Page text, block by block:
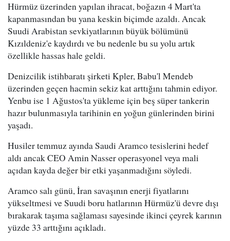
Hürmüz üzerinden yapılan ihracat, boğazın 4 Mart'ta
kapanmasından bu yana keskin biçimde azaldı. Ancak
Suudi Arabistan sevkiyatlarının büyük bölümünü
Kızıldeniz'e kaydırdı ve bu nedenle bu su yolu artık
özellikle hassas hale geldi.
Denizcilik istihbaratı şirketi Kpler, Babu'l Mendeb
üzerinden geçen hacmin sekiz kat arttığını tahmin ediyor.
Yenbu ise 1 Ağustos'ta yükleme için beş süper tankerin
hazır bulunmasıyla tarihinin en yoğun günlerinden birini
yaşadı.
Husiler temmuz ayında Saudi Aramco tesislerini hedef
aldı ancak CEO Amin Nasser operasyonel veya mali
açıdan kayda değer bir etki yaşanmadığını söyledi.
Aramco salı günü, İran savaşının enerji fiyatlarını
yükseltmesi ve Suudi boru hatlarının Hürmüz'ü devre dışı
bırakarak taşıma sağlaması sayesinde ikinci çeyrek karının
yüzde 33 arttığını açıkladı.